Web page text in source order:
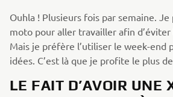
Ouhla ! Plusieurs fois par semaine.
moto pour aller travailler afin
Mais je préfère l’utiliser le week-end
idées. C’est là que je profite le plus
LE FAIT D’AVOIR UNE